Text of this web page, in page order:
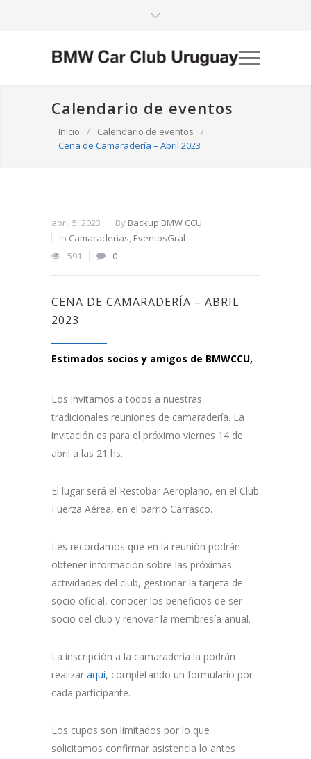
Calendario de eventos
Inicio / Calendario de eventos
/
Cena de Camaradería – Abril 2023
abril 5, 2023 By Backup BMW CCU
In Camaraderias, EventosGral
591
0
CENA DE CAMARADERÍA – ABRIL
2023
Estimados socios y amigos de BMWCCU,
Los invitamos a todos a nuestras
tradicionales reuniones de camaradería. La
invitación es para el próximo viernes 14 de
abril a las 21 hs.
El lugar será el Restobar Aeroplano, en el Club
Fuerza Aérea, en el barrio Carrasco.
Les recordamos que en la reunión podrán
obtener información sobre las próximas
actividades del club, gestionar la tarjeta de
socio oficial, conocer los beneficios de ser
socio del club y renovar la membresía anual.
La inscripción a la camaradería la podrán
realizar aquí, completando un formulario por
cada participante.
Los cupos son limitados por lo que
solicitamos confirmar asistencia lo antes